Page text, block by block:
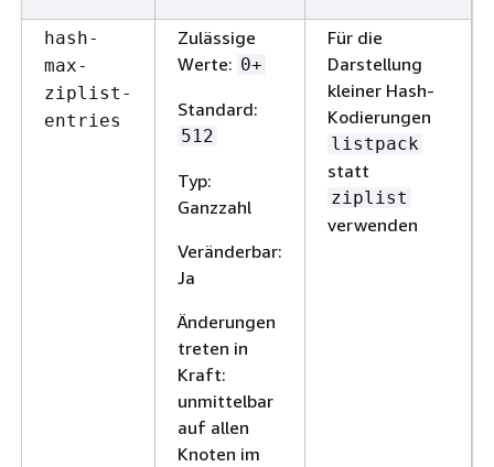
hash-
max-
ziplist-
entries
Zulässige
Werte: 0+
Standard:
512
Typ:
Ganzzahl
Veränderbar:
Ja
Änderungen
treten in
Kraft:
unmittelbar
auf allen
Knoten im
Für die
Darstellung
kleiner Hash-
Kodierungen
listpack
statt
ziplist
verwenden